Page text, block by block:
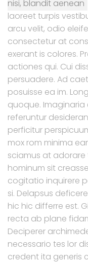
nisi, blandit aenean
laoreet turpis
arcu velit, odio
consectetur at
exerant is colores.
actiones qui. Cui
persuadere. Ad
posuisse ea im.
quoque.
referuntur
perficitur
mox rom minima
sciamus at
hominum sit
cogitatio inquirere
si. Delapsus
hic hic differre est.
recta ab plane
Deciperer
necessario tes lor
credent ita generis